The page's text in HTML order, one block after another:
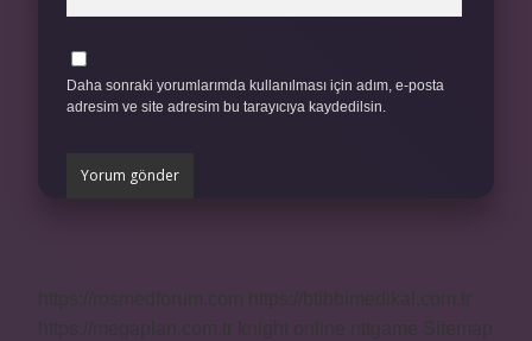
Daha sonraki yorumlarımda kullanılması için adım, e-posta
adresim ve site adresim bu tarayıcıya kaydedilsin.